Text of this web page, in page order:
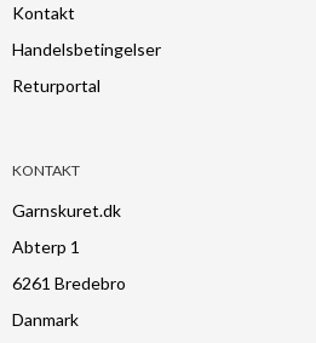
Kontakt
Handelsbetingelser
Returportal
KONTAKT
Garnskuret.dk
Abterp 1
6261 Bredebro
Danmark